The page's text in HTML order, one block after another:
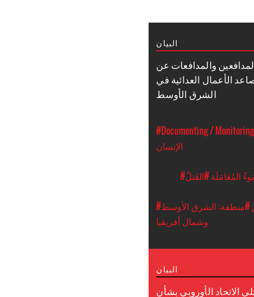
البيان
والمدافعات عن
الأعمال العدائية في
الشرق الأوسط
#Documenting /
الإنسان
المُعَامَلَة#القَتلُ
#منطقة: الشرق الأوسط
وشمال أفريقيا
البيان
الاتحاد الأوروبي بشأن